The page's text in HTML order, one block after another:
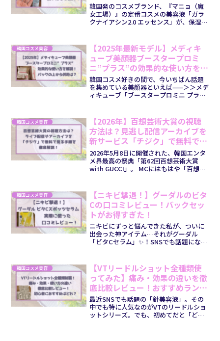
韓国発のコスメブランド、『マニョ（魔
女工場）』の定番コスメの美容液「ガラ
クナイアシン2.0 エッセンス」が、保湿効
クトミセス培養液が93.69%、ナイアシン
アミドは4...
韓国コスメ美容
【2025年最新モデル】メディキ
ューブ美顔器ブースタープロミ
ニ”プラス”の効果的な使い方を徹
底解説！パックの上から併用する
と痛い？
韓国コスメ好きの間で、今いちばん話題
を集めている美顔器といえば——＞＞メデ
ィキューブ「ブースタープロミニ プラス
で、通常のお手入れ時より「浸透率...
韓国コスメ美容
【2026年】百想芸術大賞の視聴
方法は？見逃し配信アーカイブを
新サービス「チジク」で無料で見
る手順
2026年5月8日に開催された、韓国エンタ
メ界最高の祭典「第62回百想芸術大賞
with GUCCI」。 MCにはもはや「百想の
った司会は、今年も安定の品格でしたね
＾＾...
韓国コスメ美容
【ニキビ撃退！】グーダルのビタ
Cの口コミレビュー！パックセッ
トがお得すぎた！
ニキビにずっと悩んできた私が、ついに
出会った神アイテム…それがグーダル
「ビタCセラム」✨！SNSでも話題になっ
ら、予想以上の変化にびっくり！特に、
＞＞パックセットはコスパ...
韓国コスメ美容
【VTリードルショット全種類使
ってみた】痛み・効果の違いを徹
底比較レビュー！おすすめランキ
ングまとめをご紹介！
最近SNSでも話題の「針美容液」。その
中でも特に人気なのがVTのリードルショ
ットシリーズ。でも、初めてだと「どれ